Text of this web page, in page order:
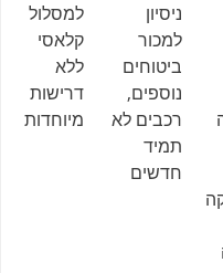
ניסיון
למכור
ביטוחים
נוספים,
רכבים לא
תמיד
חדשים
למסלול
קלאסי
ללא
דרישות
מיוחדות